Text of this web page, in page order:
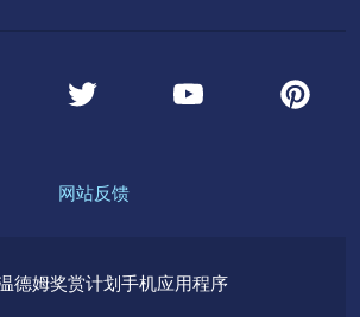
网站反馈
温德姆奖赏计划手机应用程序